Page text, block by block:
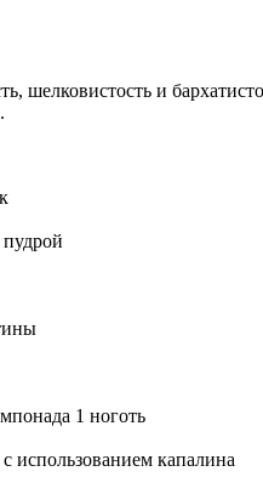
шелковистость и
1 ноготь
использованием капалина